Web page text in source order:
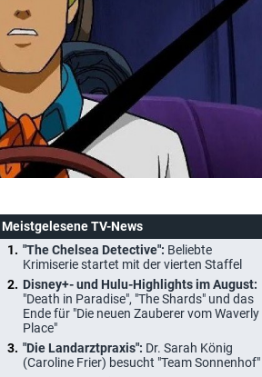
Meistgelesene TV-News
"The Chelsea Detective": Beliebte
Krimiserie startet mit der vierten Staffel
Disney+- und Hulu-Highlights im August:
"Death in Paradise", "The Shards" und das
Ende für "Die neuen Zauberer vom Waverly
Place"
"Die Landarztpraxis": Dr. Sarah König
(Caroline Frier) besucht "Team Sonnenhof"